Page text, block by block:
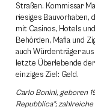
Straßen. Kommissar
riesiges Bauvorhaben,
mit Casinos, Hotels
Behörden, Mafia und
auch Würdenträger
letzte Überlebende
einziges Ziel: Geld.
Carlo Bonini, geboren
Repubblica”;